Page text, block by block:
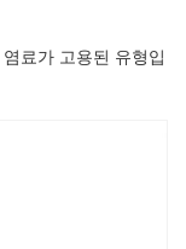
료가 고용된 유형입